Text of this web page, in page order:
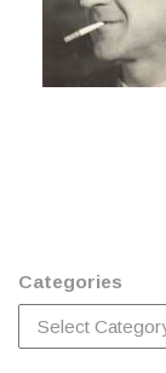
Categories